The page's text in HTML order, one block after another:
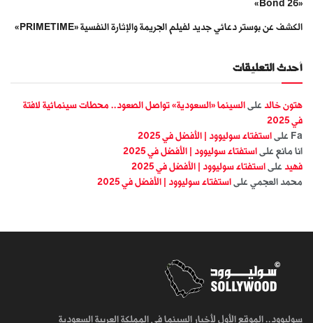
«Bond 26»
الكشف عن بوستر دعائي جديد لفيلم الجريمة والإثارة النفسية «PRIMETIME»
أحدث التعليقات
هتون خالد على السينما «السعودية» تواصل الصعود.. محطات سينمائية لافتة
في 2025
Fa على استفتاء سوليوود | الأفضل في 2025
انا مانع على استفتاء سوليوود | الأفضل في 2025
فهيد على استفتاء سوليوود | الأفضل في 2025
محمد العجمي على استفتاء سوليوود | الأفضل في 2025
سوليوود.. الموقع الأول لأخبار السينما في المملكة العربية السعودية